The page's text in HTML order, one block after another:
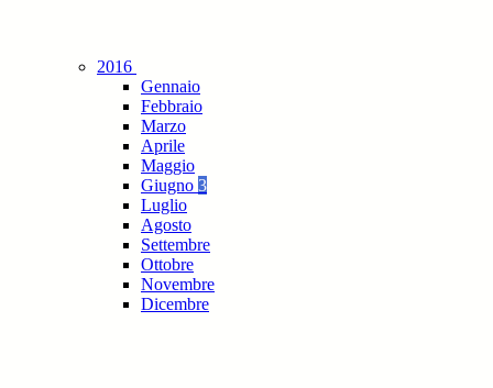
2016
Gennaio
Febbraio
Marzo
Aprile
Maggio
Giugno 3
Luglio
Agosto
Settembre
Ottobre
Novembre
Dicembre